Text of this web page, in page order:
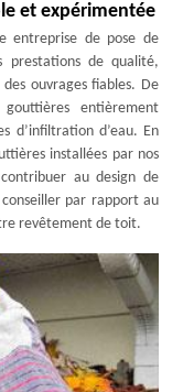
et expérimentée
entreprise de pose de
prestations de qualité,
ouvrages fiables. De
entièrement
d’infiltration d’eau. En
installées par nos
au design de
par rapport au
revêtement de toit.